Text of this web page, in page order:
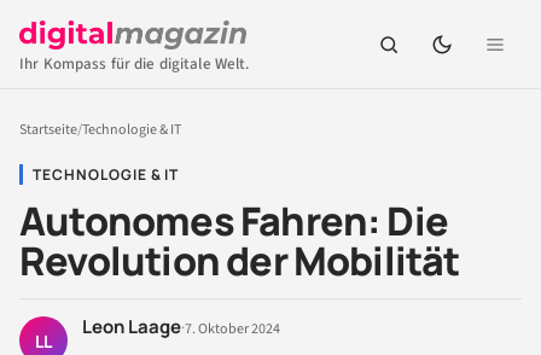
Ihr Kompass für die digitale Welt.
Startseite/Technologie & IT
TECHNOLOGIE & IT
Autonomes Fahren: Die
Revolution der Mobilität
LL
Leon Laage·7. Oktober 2024